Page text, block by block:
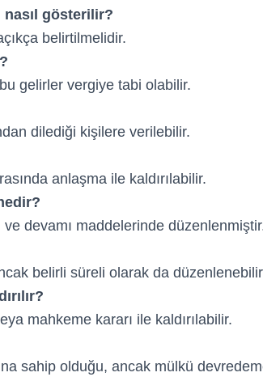
nasıl gösterilir?
belirtilmelidir.
gelirler vergiye tabi olabilir.
dilediği kişilere verilebilir.
anlaşma ile kaldırılabilir.
devamı maddelerinde
belirli süreli olarak da
mahkeme kararı ile kaldırılabilir.
sahip olduğu, ancak mülkü